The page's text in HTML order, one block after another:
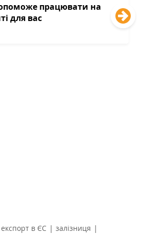
працювати на
для вас
експорт в ЄС | залізниця |